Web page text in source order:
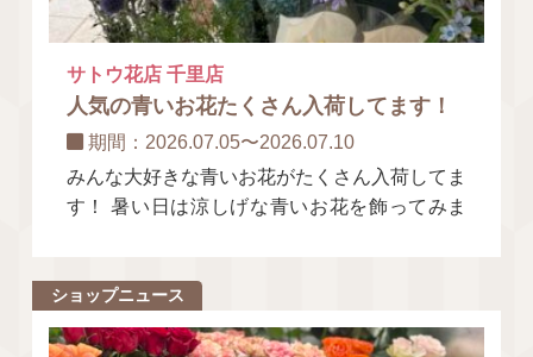
サトウ花店 千里店
人気の青いお花たくさん入荷してます！
期間：2026.07.05〜2026.07.10
みんな大好きな青いお花がたくさん入荷してま
す！ 暑い日は涼しげな青いお花を飾ってみま
ショップニュース